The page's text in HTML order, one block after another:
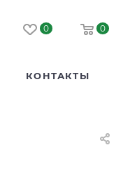
0 0
КОНТАКТЫ